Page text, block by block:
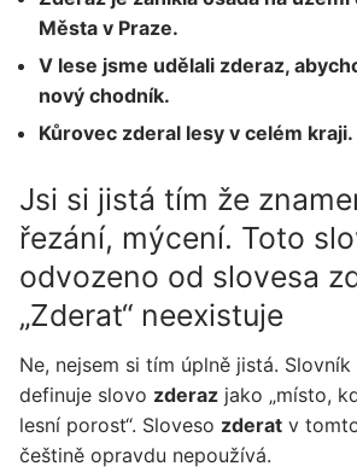
Města v Praze.
V lese jsme udělali zderaz,
nový chodník.
Kůrovec zderal lesy v celém kraji.
Jsi si jistá tím že
řezání, mýcení. Toto
odvozeno od slovesa
„Zderat“ neexistuje
Ne, nejsem si tím úplně jistá.
definuje slovo zderaz jako „místo,
lesní porost“. Sloveso zderat v
češtině opravdu nepoužívá.